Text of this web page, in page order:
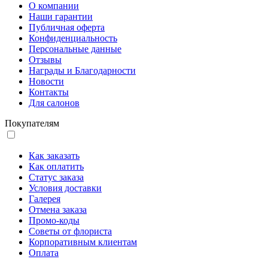
О компании
Наши гарантии
Публичная оферта
Конфиденциальность
Персональные данные
Отзывы
Награды и Благодарности
Новости
Контакты
Для салонов
Покупателям
Как заказать
Как оплатить
Статус заказа
Условия доставки
Галерея
Отмена заказа
Промо-коды
Советы от флориста
Корпоративным клиентам
Оплата